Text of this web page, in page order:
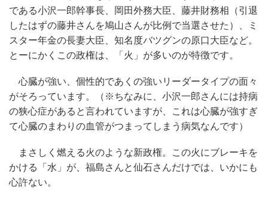
である小沢一郎幹事長、岡田外務大臣、藤井財務相（引退
したはずの藤井さんを鳩山さんが比例で当選させた）、ミ
スター年金の長妻大臣、知名度バツグンの原口大臣など。
とーにかくこの政権は、「火」が多いのが特徴です。
心臓が強い、個性的であくの強いリーダータイプの面々
がそろっています。（※ちなみに、小沢一郎さんには持病
の狭心症があると言われていますが、これは心臓が強すぎ
て心臓のまわりの血管がつまってしまう病気なんです）
まさしく燃える火のような新政権。この火にブレーキを
かける「水」が、福島さんと仙石さんだけでは、いかにも
心許ない。